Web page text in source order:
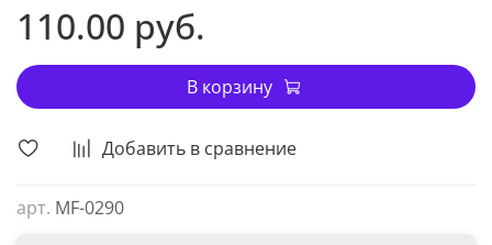
Добавить в сравнение
арт. MF-0290
110.00 руб.
В корзину